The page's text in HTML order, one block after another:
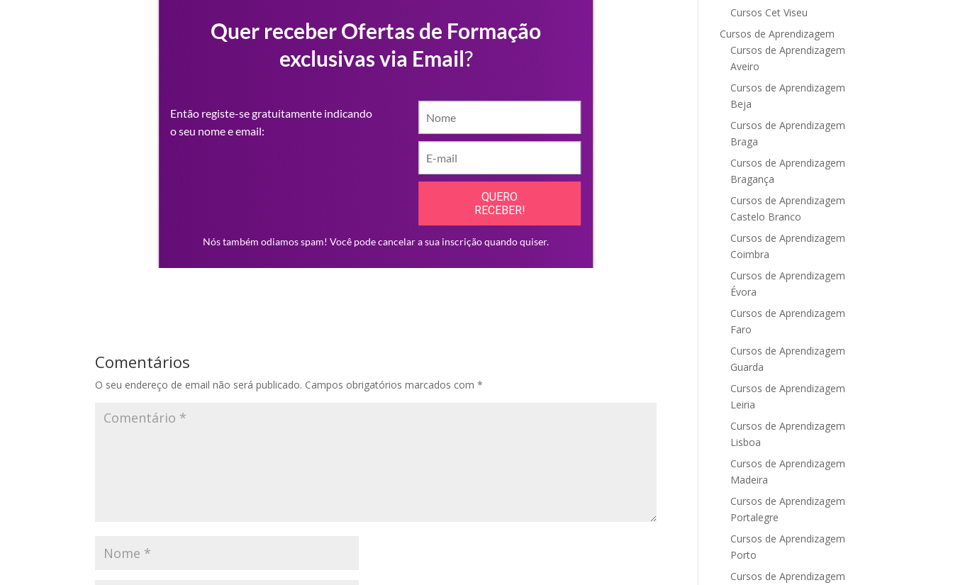
Comentários
O seu endereço de email não será publicado. Campos obrigatórios marcados com*
Cursos Cet Viseu
Cursos de Aprendizagem
Cursos de Aprendizagem
Aveiro
Cursos de Aprendizagem
Beja
Cursos de Aprendizagem
Braga
Cursos de Aprendizagem
Bragança
Cursos de Aprendizagem
Castelo Branco
Cursos de Aprendizagem
Coimbra
Cursos de Aprendizagem
Évora
Cursos de Aprendizagem
Faro
Cursos de Aprendizagem
Guarda
Cursos de Aprendizagem
Leiria
Cursos de Aprendizagem
Lisboa
Cursos de Aprendizagem
Madeira
Cursos de Aprendizagem
Portalegre
Cursos de Aprendizagem
Porto
Cursos de Aprendizagem